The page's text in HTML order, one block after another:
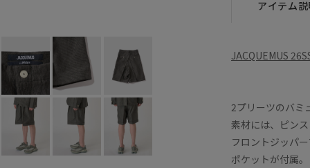
アイテム
JACQUEMUS
2プリーツのバミ
素材には、ピン
フロントジッパ
ポケットが付属。